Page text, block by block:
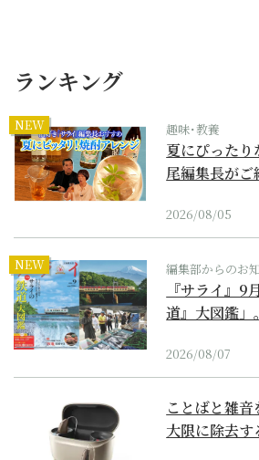
ランキング
NEW 趣味･教養
夏にぴった
尾編集長が
2026/08/05
NEW 編集部からのお
『サライ』9
道』大図鑑
2026/08/07
ことばと雑
大限に除去